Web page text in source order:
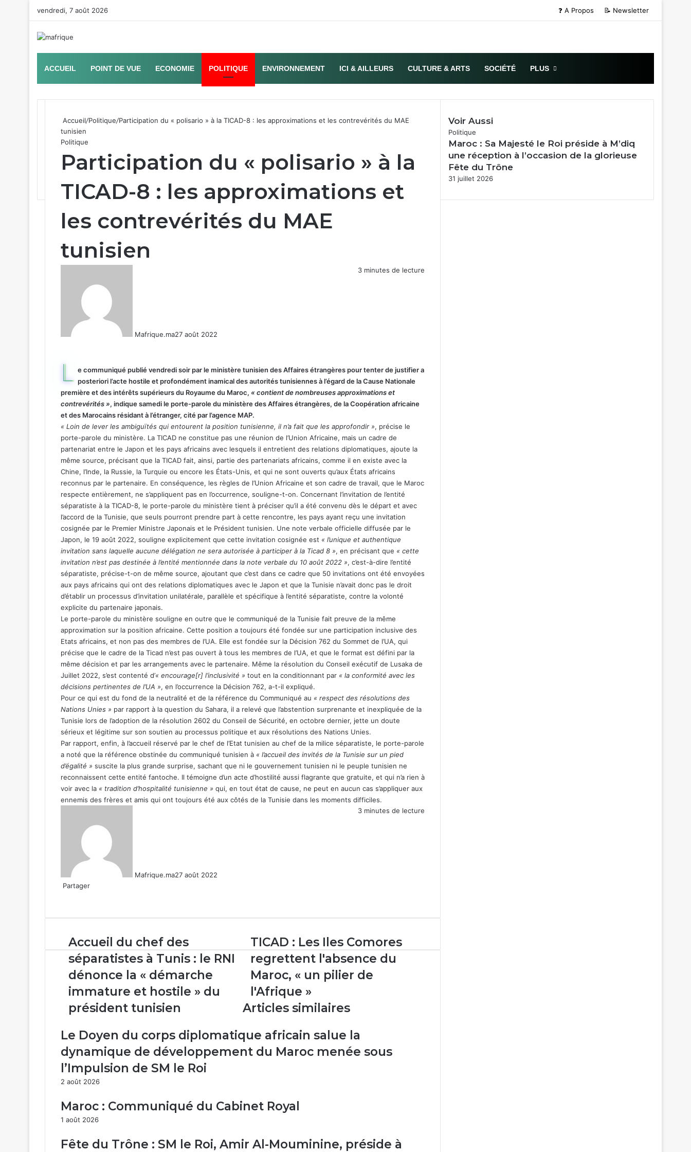
vendredi, 7 août 2026 ❓ A Propos 📝 Newsletter
ACCUEIL POINT DE VUE ECONOMIE POLITIQUE ENVIRONNEMENT ICI & AILLEURS CULTURE & ARTS SOCIÉTÉ PLUS
Accueil/Politique/Participation du « polisario » à la TICAD-8 : les approximations et les contrevérités du MAE
tunisien
Politique
Participation du « polisario » à la
TICAD-8 : les approximations et
les contrevérités du MAE
tunisien
Mafrique.ma27 août 2022
3 minutes de lecture
L e communiqué publié vendredi soir par le ministère tunisien des Affaires étrangères pour tenter de justifier a
posteriori l’acte hostile et profondément inamical des autorités tunisiennes à l’égard de la Cause Nationale
première et des intérêts supérieurs du Royaume du Maroc, « contient de nombreuses approximations et
contrevérités », indique samedi le porte-parole du ministère des Affaires étrangères, de la Coopération africaine
et des Marocains résidant à l’étranger, cité par l’agence MAP.
« Loin de lever les ambiguïtés qui entourent la position tunisienne, il n’a fait que les approfondir », précise le
porte-parole du ministère. La TICAD ne constitue pas une réunion de l’Union Africaine, mais un cadre de
partenariat entre le Japon et les pays africains avec lesquels il entretient des relations diplomatiques, ajoute la
même source, précisant que la TICAD fait, ainsi, partie des partenariats africains, comme il en existe avec la
Chine, l’Inde, la Russie, la Turquie ou encore les États-Unis, et qui ne sont ouverts qu’aux États africains
reconnus par le partenaire. En conséquence, les règles de l’Union Africaine et son cadre de travail, que le Maroc
respecte entièrement, ne s’appliquent pas en l’occurrence, souligne-t-on. Concernant l’invitation de l’entité
séparatiste à la TICAD-8, le porte-parole du ministère tient à préciser qu’il a été convenu dès le départ et avec
l’accord de la Tunisie, que seuls pourront prendre part à cette rencontre, les pays ayant reçu une invitation
cosignée par le Premier Ministre Japonais et le Président tunisien. Une note verbale officielle diffusée par le
Japon, le 19 août 2022, souligne explicitement que cette invitation cosignée est « l’unique et authentique
invitation sans laquelle aucune délégation ne sera autorisée à participer à la Ticad 8 », en précisant que « cette
invitation n’est pas destinée à l’entité mentionnée dans la note verbale du 10 août 2022 », c’est-à-dire l’entité
séparatiste, précise-t-on de même source, ajoutant que c’est dans ce cadre que 50 invitations ont été envoyées
aux pays africains qui ont des relations diplomatiques avec le Japon et que la Tunisie n’avait donc pas le droit
d’établir un processus d’invitation unilatérale, parallèle et spécifique à l’entité séparatiste, contre la volonté
explicite du partenaire japonais.
Le porte-parole du ministère souligne en outre que le communiqué de la Tunisie fait preuve de la même
approximation sur la position africaine. Cette position a toujours été fondée sur une participation inclusive des
Etats africains, et non pas des membres de l’UA. Elle est fondée sur la Décision 762 du Sommet de l’UA, qui
précise que le cadre de la Ticad n’est pas ouvert à tous les membres de l’UA, et que le format est défini par la
même décision et par les arrangements avec le partenaire. Même la résolution du Conseil exécutif de Lusaka de
Juillet 2022, s’est contenté d’« encourage[r] l’inclusivité » tout en la conditionnant par « la conformité avec les
décisions pertinentes de l’UA », en l’occurrence la Décision 762, a-t-il expliqué.
Pour ce qui est du fond de la neutralité et de la référence du Communiqué au « respect des résolutions des
Nations Unies » par rapport à la question du Sahara, il a relevé que l’abstention surprenante et inexpliquée de la
Tunisie lors de l’adoption de la résolution 2602 du Conseil de Sécurité, en octobre dernier, jette un doute
sérieux et légitime sur son soutien au processus politique et aux résolutions des Nations Unies.
Par rapport, enfin, à l’accueil réservé par le chef de l’Etat tunisien au chef de la milice séparatiste, le porte-parole
a noté que la référence obstinée du communiqué tunisien à « l’accueil des invités de la Tunisie sur un pied
d’égalité » suscite la plus grande surprise, sachant que ni le gouvernement tunisien ni le peuple tunisien ne
reconnaissent cette entité fantoche. Il témoigne d’un acte d’hostilité aussi flagrante que gratuite, et qui n’a rien à
voir avec la « tradition d’hospitalité tunisienne » qui, en tout état de cause, ne peut en aucun cas s’appliquer aux
ennemis des frères et amis qui ont toujours été aux côtés de la Tunisie dans les moments difficiles.
Mafrique.ma27 août 2022
3 minutes de lecture
Partager
email
Accueil
du
chef
des
séparatistes
Tunis
:
RNI
la
« démarche
immature
hostile »
du
président
Accueil du chef des
séparatistes à Tunis : le RNI
dénonce la « démarche
immature et hostile » du
président tunisien
TICAD
:
Les
Iles
Comores
regrettent
l'absence
du
« un
pilier
de
TICAD : Les Iles Comores
regrettent l'absence du
Maroc, « un pilier de
l'Afrique »
Articles similaires
Le Doyen du corps diplomatique africain salue la
dynamique de développement du Maroc menée sous
l’Impulsion de SM le Roi
2 août 2026
Maroc : Communiqué du Cabinet Royal
1 août 2026
Fête du Trône : SM le Roi, Amir Al-Mouminine, préside à
Voir Aussi
Fermer
Politique
Maroc : Sa Majesté le Roi préside à M’diq
une réception à l’occasion de la glorieuse
Fête du Trône
31 juillet 2026